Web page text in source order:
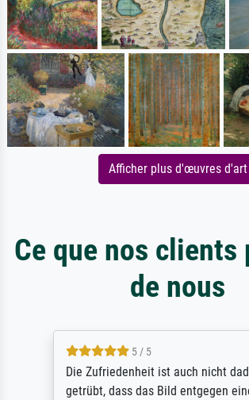
Afficher plus d'œuvres d'art
Ce que nos clients
de nous
5 / 5
Die Zufriedenheit ist auch nicht
getrübt, dass das Bild entgegen